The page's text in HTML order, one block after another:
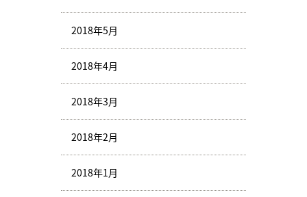
2018年5月
2018年4月
2018年3月
2018年2月
2018年1月